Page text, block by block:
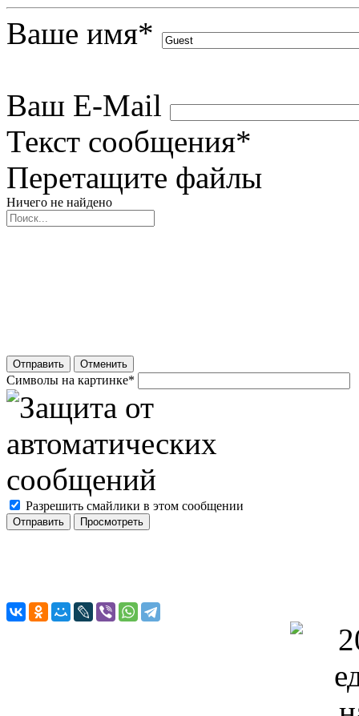
Ваше имя*
Ваш E-Mail
Текст сообщения*
Перетащите файлы
Ничего не найдено
Отправить Отменить
Символы на картинке*
Разрешить смайлики в этом сообщении